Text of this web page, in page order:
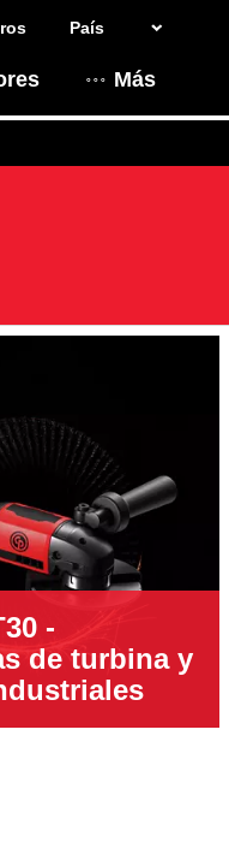
País
Más
-
de turbina y